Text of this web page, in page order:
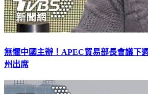
無懼中國主辦！APEC貿易部長會議
州出席